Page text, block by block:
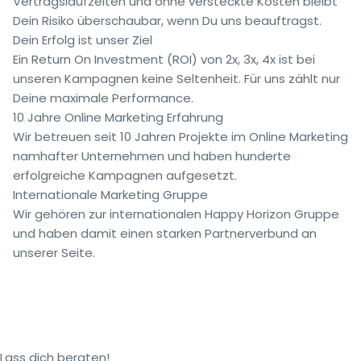
Dein Risiko überschaubar, wenn Du uns beauftragst.
Dein Erfolg ist unser Ziel
Ein Return On Investment (ROI) von 2x, 3x, 4x ist bei
unseren Kampagnen keine Seltenheit. Für uns zählt nur
Deine maximale Performance.
10 Jahre Online Marketing Erfahrung
Wir betreuen seit 10 Jahren Projekte im Online Marketing
namhafter Unternehmen und haben hunderte
erfolgreiche Kampagnen aufgesetzt.
Internationale Marketing Gruppe
Wir gehören zur internationalen Happy Horizon Gruppe
und haben damit einen starken Partnerverbund an
unserer Seite.
Lass dich beraten!